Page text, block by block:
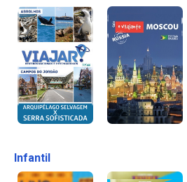
Infantil